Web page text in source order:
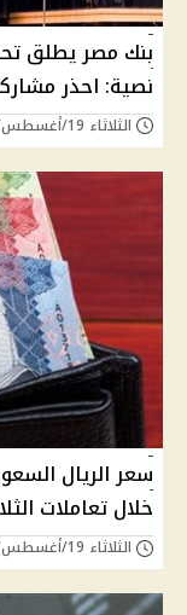
بنك مصر يطلق
نصية: احذر
الثلاثاء 19/أغسطس/2025 - 04:45 م
سعر الريال
خلال تعاملات الثلاثاء 19
الثلاثاء 19/أغسطس/2025 - 10:15 ص